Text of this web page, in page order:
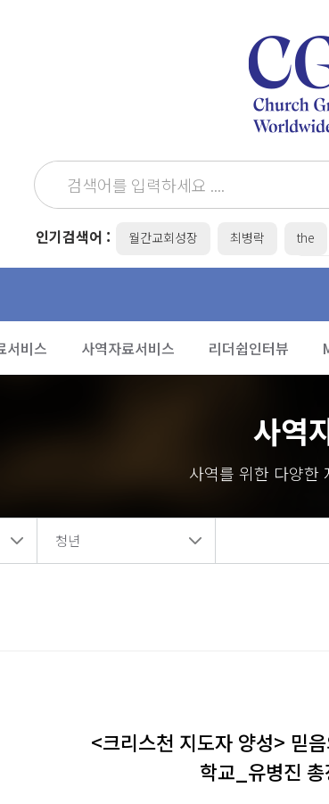
인기검색어 : 월간교회성장 최병락 the
목
서비스 사역자료서비스 리더쉽인터뷰
사역
사역를 위한 다양한
청년
<크리스천 지도자 양성> 믿
학교_유병진